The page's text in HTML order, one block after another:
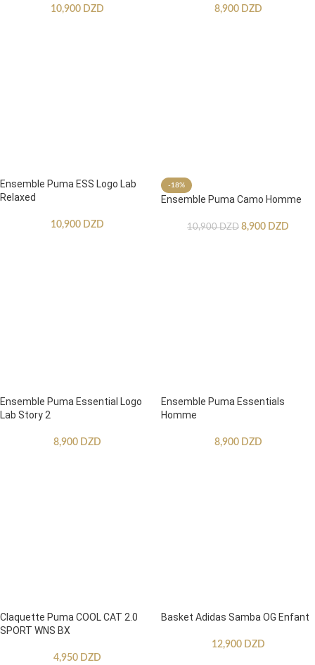
10,900 DZD 8,900 DZD
Ensemble Puma ESS Logo Lab
Relaxed
10,900 DZD
-18%
Ensemble Puma Camo Homme
10,900DZD 8,900 DZD
Ensemble Puma Essential Logo
Lab Story 2
8,900 DZD
Ensemble Puma Essentials
Homme
8,900 DZD
Claquette Puma COOL CAT 2.0
SPORT WNS BX
4,950 DZD
Basket Adidas Samba OG Enfant
12,900 DZD